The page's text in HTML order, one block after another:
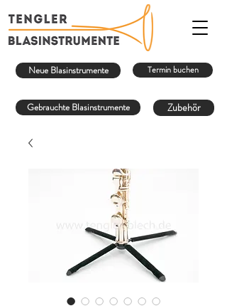
Gebrauchte Blasinstrumente Zubehör
Termin buchen
Neue Blasinstrumente